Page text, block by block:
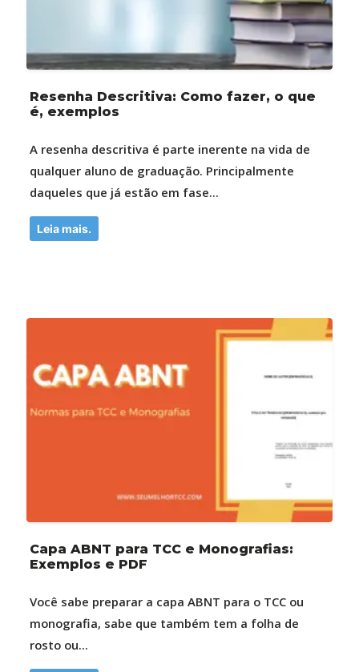
Resenha Descritiva: Como fazer, o que
é, exemplos
A resenha descritiva é parte inerente na vida de
qualquer aluno de graduação. Principalmente
daqueles que já estão em fase...
Leia mais.
Capa ABNT para TCC e Monografias:
Exemplos e PDF
Você sabe preparar a capa ABNT para o TCC ou
monografia, sabe que também tem a folha de
rosto ou...